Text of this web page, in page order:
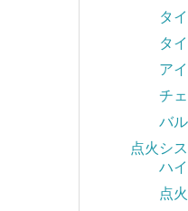
タ
タ
ア
チ
バ
点火シ
ハ
点